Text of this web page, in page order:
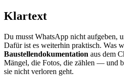
Klartext
Du musst WhatsApp nicht aufgeben,
Dafür ist es weiterhin praktisch. Was
Baustellendokumentation aus dem
Mängel, die Fotos, die zählen — und
sie nicht verloren geht.